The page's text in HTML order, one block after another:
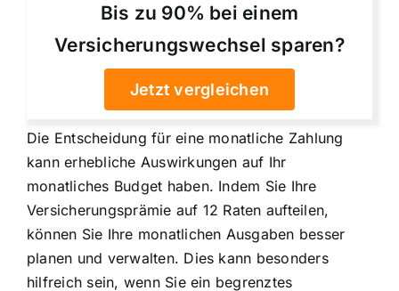
Bis zu 90% bei einem
Versicherungswechsel sparen?
Jetzt vergleichen
Die Entscheidung für eine monatliche Zahlung
kann erhebliche Auswirkungen auf Ihr
monatliches Budget haben. Indem Sie Ihre
Versicherungsprämie auf 12 Raten aufteilen,
können Sie Ihre monatlichen Ausgaben besser
planen und verwalten. Dies kann besonders
hilfreich sein, wenn Sie ein begrenztes